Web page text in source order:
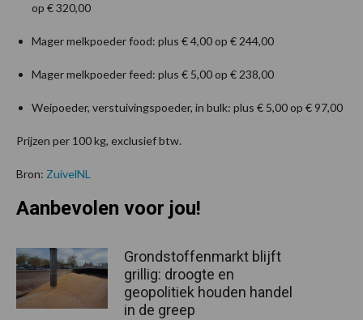
op € 320,00
Mager melkpoeder food: plus € 4,00 op € 244,00
Mager melkpoeder feed: plus € 5,00 op € 238,00
Weipoeder, verstuivingspoeder, in bulk: plus € 5,00 op € 97,00
Prijzen per 100 kg, exclusief btw.
Bron: ZuivelNL
Aanbevolen voor jou!
Grondstoffenmarkt blijft
grillig: droogte en
geopolitiek houden handel
in de greep